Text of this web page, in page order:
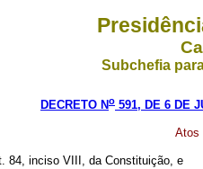
Subchefia
DECRETO No 591, DE 6 DE
Atos
84, inciso VIII, da Constituição, e